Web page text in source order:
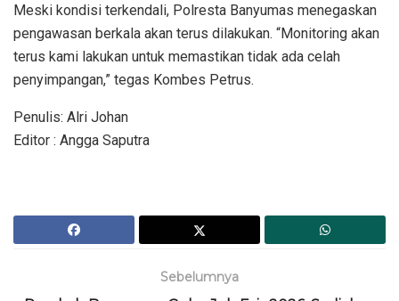
Meski kondisi terkendali, Polresta Banyumas menegaskan
pengawasan berkala akan terus dilakukan. “Monitoring akan
terus kami lakukan untuk memastikan tidak ada celah
penyimpangan,” tegas Kombes Petrus.
Penulis: Alri Johan
Editor : Angga Saputra
Sebelumnya